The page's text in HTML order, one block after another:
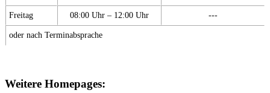
Freitag 08:00 Uhr – 12:00 Uhr ---
oder nach Terminabsprache
Weitere Homepages: